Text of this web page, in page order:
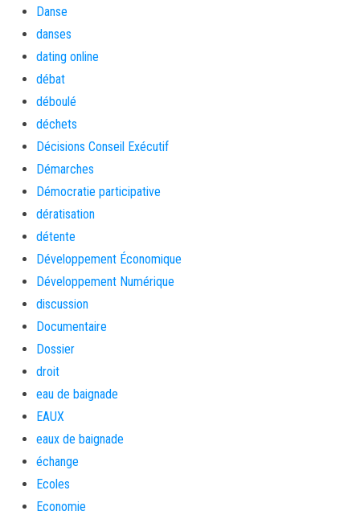
Danse
danses
dating online
débat
déboulé
déchets
Décisions Conseil Exécutif
Démarches
Démocratie participative
dératisation
détente
Développement Économique
Développement Numérique
discussion
Documentaire
Dossier
droit
eau de baignade
EAUX
eaux de baignade
échange
Ecoles
Economie